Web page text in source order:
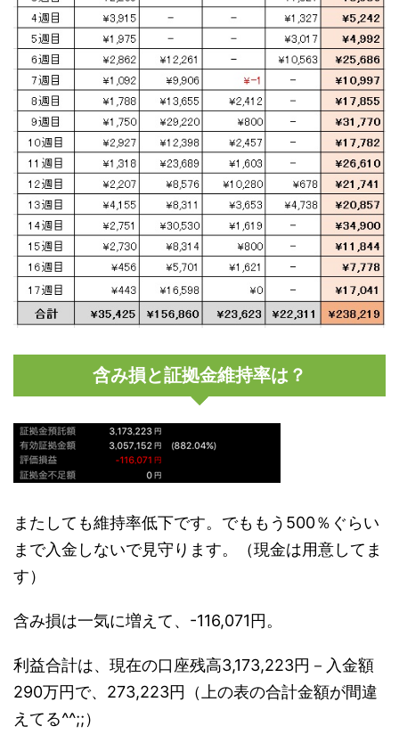
含み損と証拠金維持率は？
またしても維持率低下です。でももう500％ぐらい
まで入金しないで見守ります。（現金は用意してま
す）
含み損は一気に増えて、-116,071円。
利益合計は、現在の口座残高3,173,223円－入金額
290万円で、273,223円（上の表の合計金額が間違
えてる^^;;）